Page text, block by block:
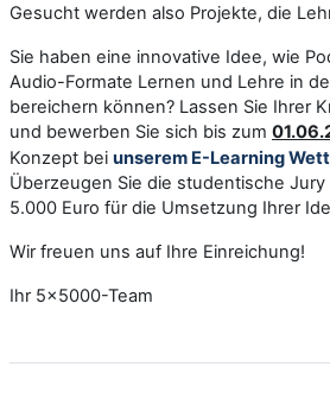
Gesucht werden also Projekte, die
Sie haben eine innovative Idee, wie
Audio-Formate Lernen und Lehre in
bereichern können? Lassen Sie Ihrer
und bewerben Sie sich bis zum
Konzept bei unserem E-Learning
Überzeugen Sie die studentische
5.000 Euro für die Umsetzung Ihrer
Wir freuen uns auf Ihre Einreichung!
Ihr 5x5000-Team